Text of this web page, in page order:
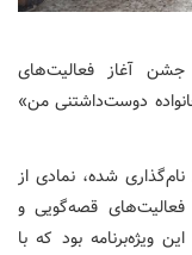
جشن آغاز فعالیت‌های
دوست‌داشتنی من»
شده، نمادی از
فعالیت‌های قصه
‎‌گویی و
ویژه‌برنامه‌ بود که با